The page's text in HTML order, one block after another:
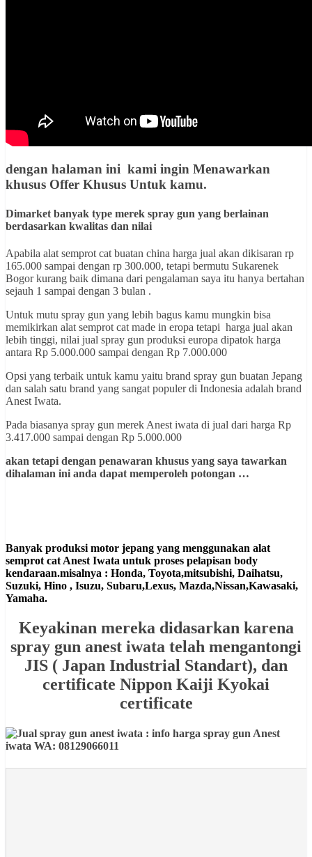
dengan halaman ini kami ingin Menawarkan
khusus Offer Khusus Untuk kamu.
Dimarket banyak type merek spray gun yang berlainan
berdasarkan kwalitas dan nilai
Apabila alat semprot cat buatan china harga jual akan dikisaran rp
165.000 sampai dengan rp 300.000, tetapi bermutu Sukarenek
Bogor kurang baik dimana dari pengalaman saya itu hanya bertahan
sejauh 1 sampai dengan 3 bulan .
Untuk mutu spray gun yang lebih bagus kamu mungkin bisa
memikirkan alat semprot cat made in eropa tetapi harga jual akan
lebih tinggi, nilai jual spray gun produksi europa dipatok harga
antara Rp 5.000.000 sampai dengan Rp 7.000.000
Opsi yang terbaik untuk kamu yaitu brand spray gun buatan Jepang
dan salah satu brand yang sangat populer di Indonesia adalah brand
Anest Iwata.
Pada biasanya spray gun merek Anest iwata di jual dari harga Rp
3.417.000 sampai dengan Rp 5.000.000
akan tetapi dengan penawaran khusus yang saya tawarkan
dihalaman ini anda dapat memperoleh potongan …
Banyak produksi motor jepang yang menggunakan alat
semprot cat Anest Iwata untuk proses pelapisan body
kendaraan.misalnya : Honda, Toyota,mitsubishi, Daihatsu,
Suzuki, Hino , Isuzu, Subaru,Lexus, Mazda,Nissan,Kawasaki,
Yamaha.
Keyakinan mereka didasarkan karena
spray gun anest iwata telah mengantongi
JIS ( Japan Industrial Standart), dan
certificate Nippon Kaiji Kyokai
certificate